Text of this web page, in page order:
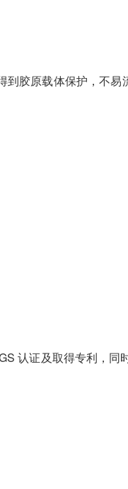
到胶原载体保护，不易
认证及取得专利，同